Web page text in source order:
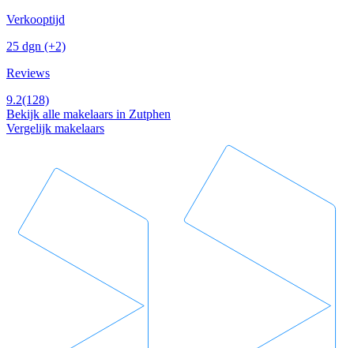
Verkooptijd
25 dgn (+2)
Reviews
9.2(128)
Bekijk alle makelaars in Zutphen
Vergelijk makelaars